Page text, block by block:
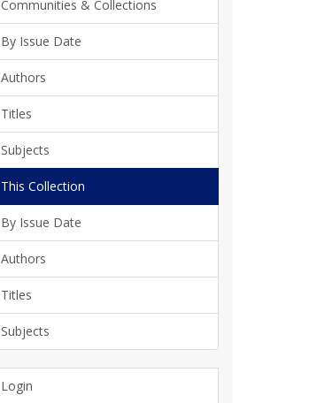
Communities & Collections
By Issue Date
Authors
Titles
Subjects
This Collection
By Issue Date
Authors
Titles
Subjects
Login